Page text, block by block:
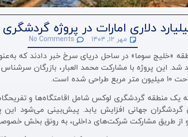
مهر ۱۲, ۱۴۰۴ No Comments
«خلیج سوما» در ساحل دریای سرخ خبر دادند که
دلاری اجرا خواهد شد. این پروژه با مشارکت محمد العبار،
است.
یک منطقه گردشگری لوکس شامل اقامتگاه‌ها و
جهانی افزایش یابد. پیش‌بینی می‌شود این
از طریق مشارکت شرکت‌های داخلی، به رونق بخش